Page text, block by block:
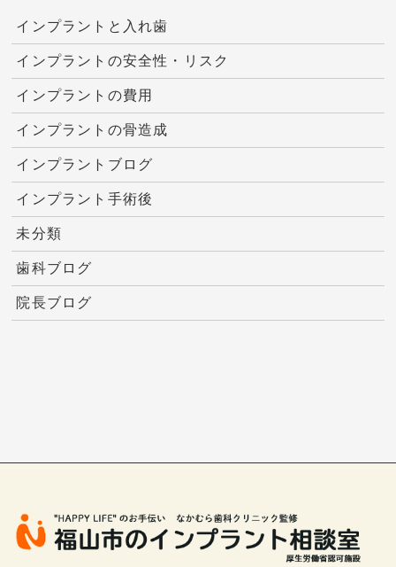
インプラントと入れ歯
インプラントの安全性・リスク
インプラントの費用
インプラントの骨造成
インプラントブログ
インプラント手術後
未分類
歯科ブログ
院長ブログ